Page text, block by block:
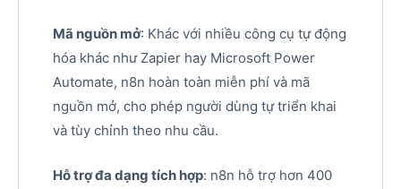
Mã nguồn mở: Khác với nhiều công cụ tự động
hóa khác như Zapier hay Microsoft Power
Automate, n8n hoàn toàn miễn phí và mã
nguồn mở, cho phép người dùng tự triển khai
và tùy chỉnh theo nhu cầu.
Hỗ trợ đa dạng tích hợp: n8n hỗ trợ hơn 400